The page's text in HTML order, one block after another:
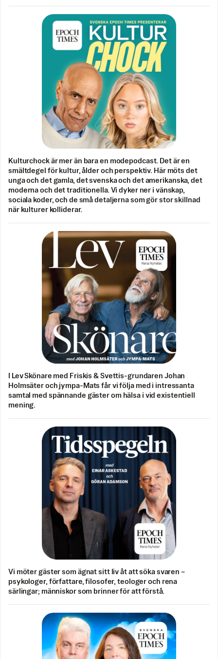
Kulturchock är mer än bara en modepodcast. Det är en
smältdegel för kultur, ålder och perspektiv. Här möts det
unga och det gamla, det svenska och det amerikanska, det
moderna och det traditionella. Vi dyker ner i vänskap,
sociala koder, och de små detaljerna som gör stor skillnad
när kulturer kolliderar.
I Lev Skönare med Friskis & Svettis-grundaren Johan
Holmsäter och jympa-Mats får vi följa med i intressanta
samtal med spännande gäster om hälsa i vid existentiell
mening.
Vi möter gäster som ägnat sitt liv åt att söka svaren –
psykologer, författare, filosofer, teologer och rena
särlingar; människor som brinner för att förstå.